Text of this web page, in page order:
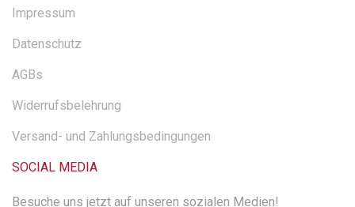
Impressum
Datenschutz
AGBs
Widerrufsbelehrung
Versand- und Zahlungsbedingungen
SOCIAL MEDIA
Besuche uns jetzt auf unseren sozialen Medien!